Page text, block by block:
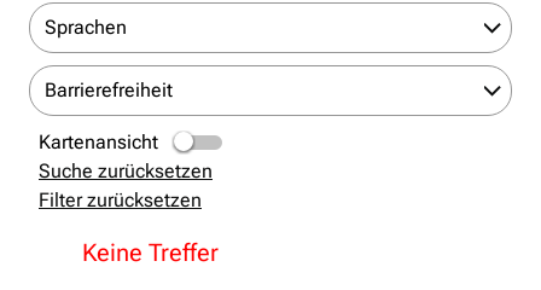
Sprachen
Barrierefreiheit
Kartenansicht
Suche zurücksetzen
Filter zurücksetzen
Keine Treffer